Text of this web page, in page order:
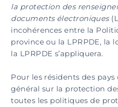
la protection des
documents électroniques
incohérences entre la
province ou la LPRPDE, la
la LPRPDE s’appliquera.
Pour les résidents des pays
général sur la protection
toutes les politiques de